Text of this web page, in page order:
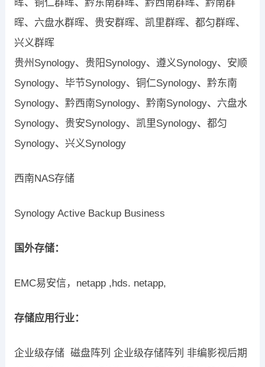
晖、铜仁群晖、黔东南群晖、黔西南群晖、黔南群
晖、六盘水群晖、贵安群晖、凯里群晖、都匀群晖、
兴义群晖
贵州Synology、贵阳Synology、遵义Synology、安顺
Synology、毕节Synology、铜仁Synology、黔东南
Synology、黔西南Synology、黔南Synology、六盘水
Synology、贵安Synology、凯里Synology、都匀
Synology、兴义Synology
西南NAS存储
Synology Active Backup Business
国外存储：
EMC易安信，netapp ,hds. netapp,
存储应用行业：
企业级存储 磁盘阵列 企业级存储阵列 非编影视后期